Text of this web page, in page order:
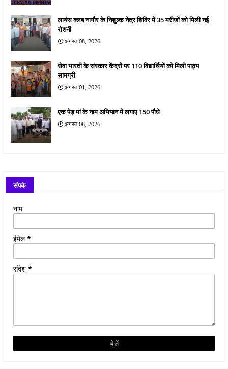
लायंस क्लब नागौर के निशुल्क नेत्र शिविर में 35 मरीजों को मिली नई
रोशनी
अगस्त 08, 2026
सेवा भारती के संस्कार केंद्रों पर 110 विद्यार्थियों को मिली पाठ्य
सामग्री
अगस्त 01, 2026
एक पेड़ मां के नाम अभियान में लगाए 150 पौधे
अगस्त 08, 2026
संपर्क
नाम
ईमेल*
संदेश*